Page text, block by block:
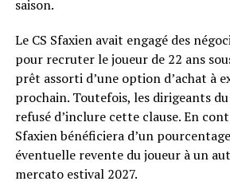
saison.
Le CS Sfaxien avait engagé des
pour recruter le joueur de 22 ans
prêt assorti d’une option d’achat à
prochain. Toutefois, les dirigeants
refusé d’inclure cette clause. En
Sfaxien bénéficiera d’un
éventuelle revente du joueur à un
mercato estival 2027.